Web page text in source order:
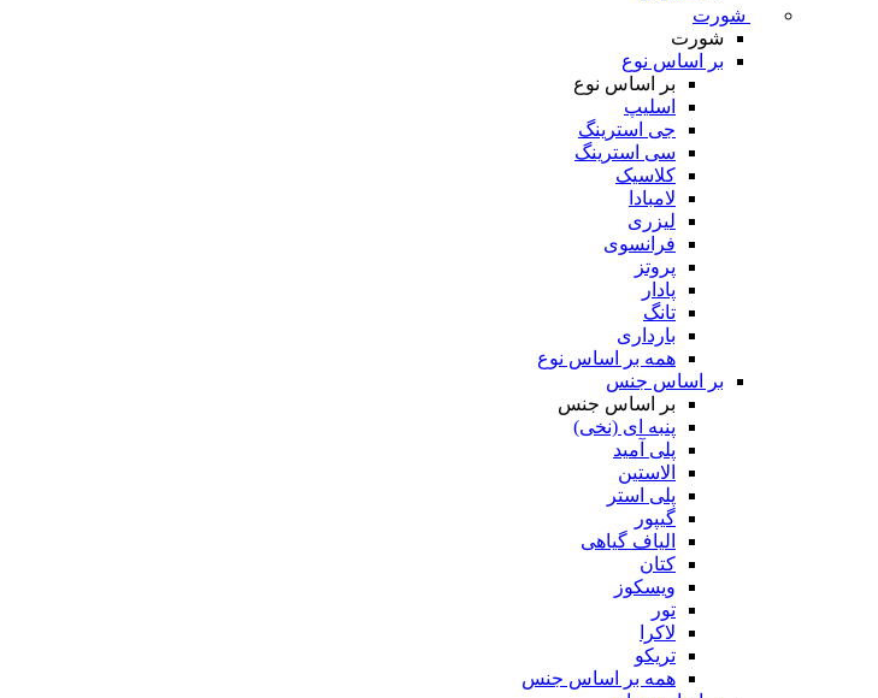
شورت
شورت
بر اساس نوع
بر اساس نوع
اسلیپ
جی استرینگ
سی استرینگ
کلاسیک
لامبادا
لیزری
فرانسوی
پروتز
پادار
تانگ
بارداری
همه بر اساس نوع
بر اساس جنس
بر اساس جنس
پنبه ای (نخی)
پلی آمید
الاستین
پلی استر
گیپور
الیاف گیاهی
کتان
ویسکوز
تور
لاکرا
تریکو
همه بر اساس جنس